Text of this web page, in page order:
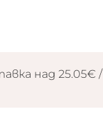
над 25.05€ /